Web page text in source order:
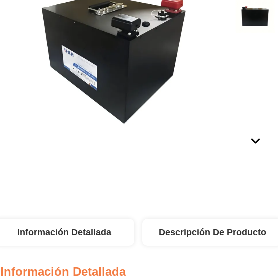
Información Detallada Descripción De Producto
Información Detallada